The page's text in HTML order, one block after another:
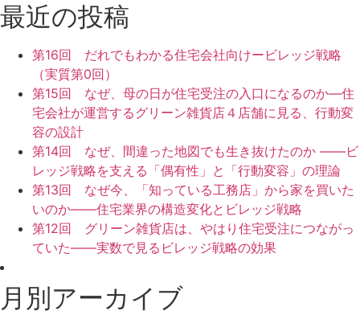
最近の投稿
第16回 だれでもわかる住宅会社向けービレッジ戦略
（実質第0回）
第15回 なぜ、母の日が住宅受注の入口になるのか—住
宅会社が運営するグリーン雑貨店４店舗に見る、行動変
容の設計
第14回 なぜ、間違った地図でも生き抜けたのか ——ビ
レッジ戦略を支える「偶有性」と「行動変容」の理論
第13回 なぜ今、「知っている工務店」から家を買いた
いのか――住宅業界の構造変化とビレッジ戦略
第12回 グリーン雑貨店は、やはり住宅受注につながっ
ていた――実数で見るビレッジ戦略の効果
月別アーカイブ